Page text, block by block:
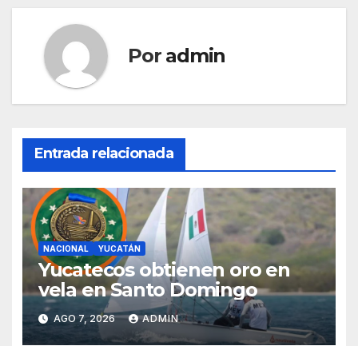
Por admin
Entrada relacionada
NACIONAL YUCATÁN
Yucatecos obtienen oro en
vela en Santo Domingo
AGO 7, 2026 ADMIN